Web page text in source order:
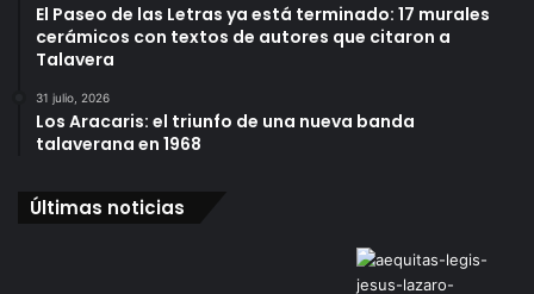
El Paseo de las Letras ya está terminado: 17 murales
cerámicos con textos de autores que citaron a
Talavera
31 julio, 2026
Los Aracaris: el triunfo de una nueva banda
talaverana en 1968
Últimas noticias